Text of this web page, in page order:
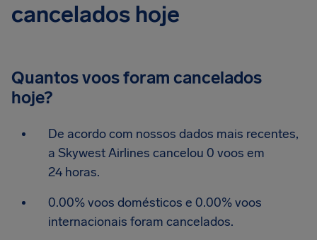
cancelados hoje
Quantos voos foram cancelados
hoje?
De acordo com nossos dados mais recentes,
a Skywest Airlines cancelou 0 voos em
24 horas.
0.00% voos domésticos e 0.00% voos
internacionais foram cancelados.